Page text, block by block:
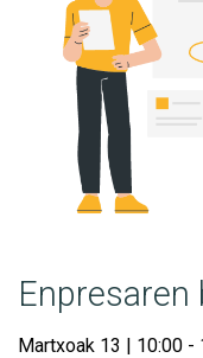
Enpresaren
Martxoak 13 | 10:00 -